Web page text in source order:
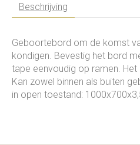
Beschrijving
Geboortebord om de komst
kondigen. Bevestig het bord
tape eenvoudig op ramen.
Kan zowel binnen als buiten
in open toestand: